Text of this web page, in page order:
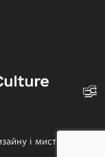
і мистецтв